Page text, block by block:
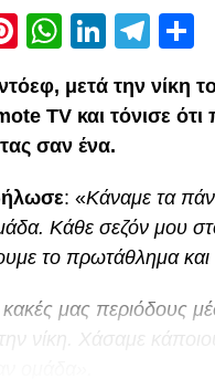
Pinterest
WhatsApp
LinkedIn
μετά την νίκη
TV και τόνισε
σαν ένα.
: «Κάναμε τα
Κάθε σεζόν μου
το πρωτάθλημα
μας περιόδους
την νίκη. Χάσαμε